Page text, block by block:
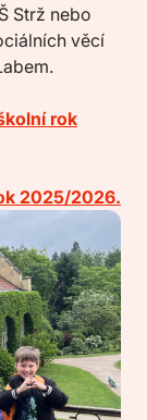
Strž nebo
věcí
rok
2025/2026.